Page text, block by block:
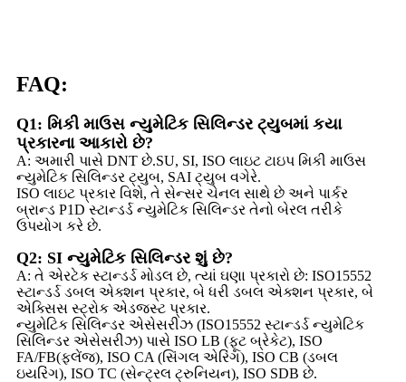
FAQ:
Q1: મિકી માઉસ ન્યુમેટિક સિલિન્ડર ટ્યુબમાં કયા
પ્રકારના આકારો છે?
A: અમારી પાસે DNT છે.SU, SI, ISO લાઇટ ટાઇપ મિકી માઉસ
ન્યુમેટિક સિલિન્ડર ટ્યુબ, SAI ટ્યુબ વગેરે.
ISO લાઇટ પ્રકાર વિશે, તે સેન્સર ચેનલ સાથે છે અને પાર્કર
બ્રાન્ડ P1D સ્ટાન્ડર્ડ ન્યુમેટિક સિલિન્ડર તેનો બેરલ તરીકે
ઉપયોગ કરે છે.
Q2: SI ન્યુમેટિક સિલિન્ડર શું છે?
A: તે એરટેક સ્ટાન્ડર્ડ મોડલ છે, ત્યાં ઘણા પ્રકારો છે: ISO15552
સ્ટાન્ડર્ડ ડબલ એક્શન પ્રકાર, બે ધરી ડબલ એક્શન પ્રકાર, બે
એક્સિસ સ્ટ્રોક એડજસ્ટ પ્રકાર.
ન્યુમેટિક સિલિન્ડર એસેસરીઝ (ISO15552 સ્ટાન્ડર્ડ ન્યુમેટિક
સિલિન્ડર એસેસરીઝ) પાસે ISO LB (ફૂટ બ્રેકેટ), ISO
FA/FB(ફ્લેંજ), ISO CA (સિંગલ એરિંગ), ISO CB (ડબલ
ઇયરિંગ), ISO TC (સેન્ટ્રલ ટ્રુનિયન), ISO SDB છે.